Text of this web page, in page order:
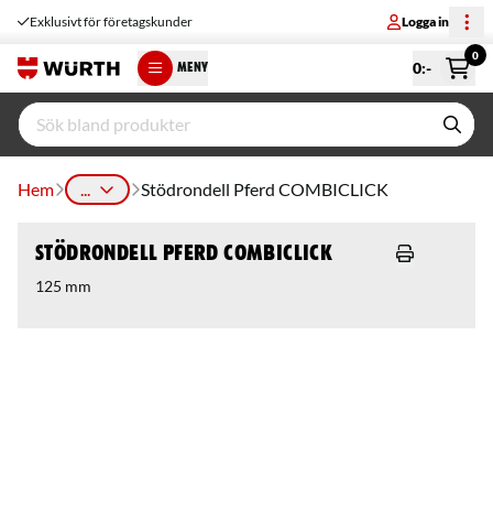
Exklusivt för företagskunder Logga in
MENY 0:-
0
Hem ... Stödrondell Pferd COMBICLICK
Stödrondell Pferd COMBICLICK
125 mm